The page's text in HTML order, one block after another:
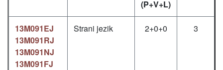
(P+V+L)
13M091EJ
13M091RJ
13M091NJ
13M091FJ
Strani jezik 2+0+0 3